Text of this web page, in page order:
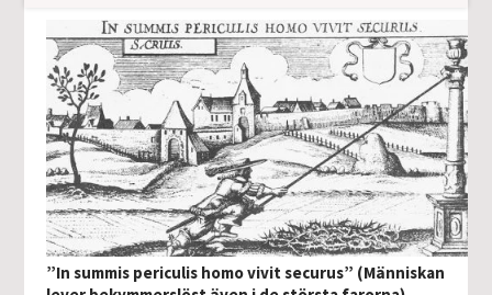
”In summis periculis homo vivit securus” (Människan